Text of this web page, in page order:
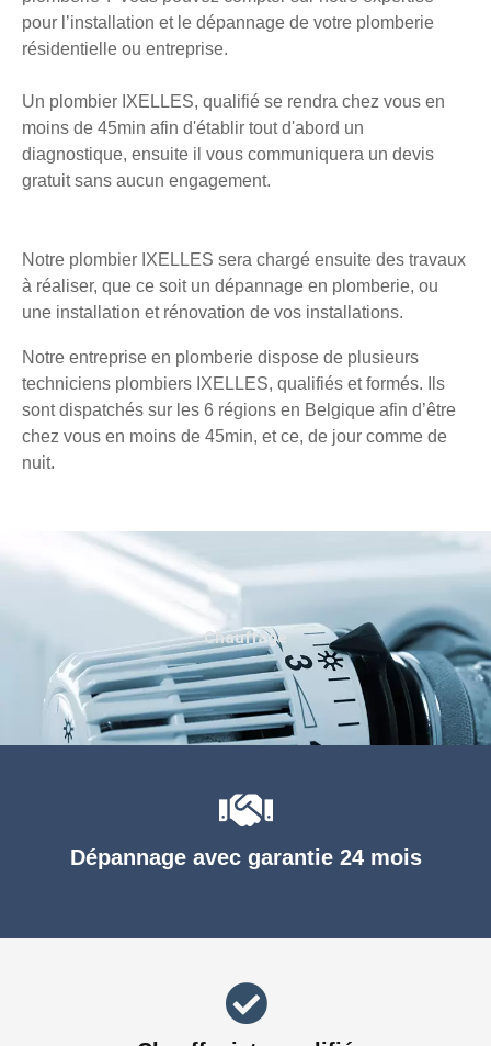
pour l’installation et le dépannage de votre plomberie
résidentielle ou entreprise.
Un plombier IXELLES, qualifié se rendra chez vous en
moins de 45min afin d'établir tout d'abord un
diagnostique, ensuite il vous communiquera un devis
gratuit sans aucun engagement.
Notre plombier IXELLES sera chargé ensuite des travaux
à réaliser, que ce soit un dépannage en plomberie, ou
une installation et rénovation de vos installations.
Notre entreprise en plomberie dispose de plusieurs
techniciens plombiers IXELLES, qualifiés et formés. Ils
sont dispatchés sur les 6 régions en Belgique afin d’être
chez vous en moins de 45min, et ce, de jour comme de
nuit.
Dépannage avec garantie 24 mois
Chauffage